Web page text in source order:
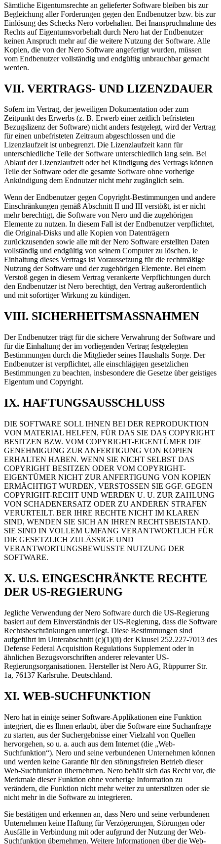
Sämtliche Eigentumsrechte an gelieferter Software bleiben bis zur
Begleichung aller Forderungen gegen den Endbenutzer bzw. bis zur
Einlösung des Schecks Nero vorbehalten. Bei Inanspruchnahme des
Rechts auf Eigentumsvorbehalt durch Nero hat der Endbenutzer
keinen Anspruch mehr auf die weitere Nutzung der Software. Alle
Kopien, die von der Nero Software angefertigt wurden, müssen
vom Endbenutzer vollständig und endgültig unbrauchbar gemacht
werden.
VII. VERTRAGS- UND LIZENZDAUER
Sofern im Vertrag, der jeweiligen Dokumentation oder zum
Zeitpunkt des Erwerbs (z. B. Erwerb einer zeitlich befristeten
Bezugslizenz der Software) nicht anders festgelegt, wird der Vertrag
für einen unbefristeten Zeitraum abgeschlossen und die
Lizenzlaufzeit ist unbegrenzt. Die Lizenzlaufzeit kann für
unterschiedliche Teile der Software unterschiedlich lang sein. Bei
Ablauf der Lizenzlaufzeit oder bei Kündigung des Vertrags können
Teile der Software oder die gesamte Software ohne vorherige
Ankündigung dem Endnutzer nicht mehr zugänglich sein.
Wenn der Endbenutzer gegen Copyright-Bestimmungen und andere
Einschränkungen gemäß Abschnitt II und III verstößt, ist er nicht
mehr berechtigt, die Software von Nero und die zugehörigen
Elemente zu nutzen. In diesem Fall ist der Endbenutzer verpflichtet,
die Original-Disks und alle Kopien von Datenträgern
zurückzusenden sowie alle mit der Nero Software erstellten Daten
vollständig und endgültig von seinem Computer zu löschen. ie
Einhaltung dieses Vertrags ist Voraussetzung für die rechtmäßige
Nutzung der Software und der zugehörigen Elemente. Bei einem
Verstoß gegen in diesem Vertrag verankerte Verpflichtungen durch
den Endbenutzer ist Nero berechtigt, den Vertrag außerordentlich
und mit sofortiger Wirkung zu kündigen.
VIII. SICHERHEITSMASSNAHMEN
Der Endbenutzer trägt für die sichere Verwahrung der Software und
für die Einhaltung der im vorliegenden Vertrag festgelegten
Bestimmungen durch die Mitglieder seines Haushalts Sorge. Der
Endbenutzer ist verpflichtet, alle einschlägigen gesetzlichen
Bestimmungen zu beachten, insbesondere die Gesetze über geistiges
Eigentum und Copyright.
IX. HAFTUNGSAUSSCHLUSS
DIE SOFTWARE SOLL IHNEN BEI DER REPRODUKTION
VON MATERIAL HELFEN, FÜR DAS SIE DAS COPYRIGHT
BESITZEN BZW. VOM COPYRIGHT-EIGENTÜMER DIE
GENEHMIGUNG ZUR ANFERTIGUNG VON KOPIEN
ERHALTEN HABEN. WENN SIE NICHT SELBST DAS
COPYRIGHT BESITZEN ODER VOM COPYRIGHT-
EIGENTÜMER NICHT ZUR ANFERTIGUNG VON KOPIEN
ERMÄCHTIGT WURDEN, VERSTOSSEN SIE GGF. GEGEN
COPYRIGHT-RECHT UND WERDEN U. U. ZUR ZAHLUNG
VON SCHADENERSATZ ODER ZU ANDEREN STRAFEN
VERURTEILT. BER IHRE RECHTE NICHT IM KLAREN
SIND, WENDEN SIE SICH AN IHREN RECHTSBEISTAND.
SIE SIND IN VOLLEM UMFANG VERANTWORTLICH FÜR
DIE GESETZLICH ZULÄSSIGE UND
VERANTWORTUNGSBEWUSSTE NUTZUNG DER
SOFTWARE.
X. U.S. EINGESCHRÄNKTE RECHTE
DER US-REGIERUNG
Jegliche Verwendung der Nero Software durch die US-Regierung
basiert auf dem Einverständnis der US-Regierung, dass die Software
Rechtsbeschränkungen unterliegt. Diese Bestimmungen sind
aufgeführt im Unterabschnitt (c)(1)(ii) der Klausel 252.227-7013 des
Defense Federal Acquisition Regulations Supplement oder in
ähnlichen Bezugsvorschriften anderer relevanter US-
Regierungsorganisationen. Hersteller ist Nero AG, Rüppurrer Str.
1a, 76137 Karlsruhe. Deutschland.
XI. WEB-SUCHFUNKTION
Nero hat in einige seiner Software-Applikationen eine Funktion
integriert, die es Ihnen erlaubt, über die Software eine Suchanfrage
zu starten, aus der Suchergebnisse einer Vielzahl von Quellen
hervorgehen, so u. a. auch aus dem Internet (die „Web-
Suchfunktion“). Nero und seine verbundenen Unternehmen können
und werden keine Garantie für den störungsfreien Betrieb dieser
Web-Suchfunktion übernehmen. Nero behält sich das Recht vor, die
Merkmale dieser Funktion ohne vorherige Information zu
verändern, die Funktion nicht mehr weiter zu unterstützen oder sie
nicht mehr in die Software zu integrieren.
Sie bestätigen und erkennen an, dass Nero und seine verbundenen
Unternehmen keine Haftung für Verzögerungen, Störungen oder
Ausfälle in Verbindung mit oder aufgrund der Nutzung der Web-
Suchfunktion übernehmen. Weitere Informationen über die Web-